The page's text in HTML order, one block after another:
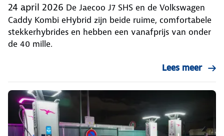
24 april 2026 De Jaecoo J7 SHS en de Volkswagen
Caddy Kombi eHybrid zijn beide ruime, comfortabele
stekkerhybrides en hebben een vanafprijs van onder
de 40 mille.
Lees meer